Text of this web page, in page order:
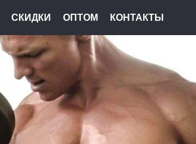
СКИДКИ ОПТОМ КОНТАКТЫ